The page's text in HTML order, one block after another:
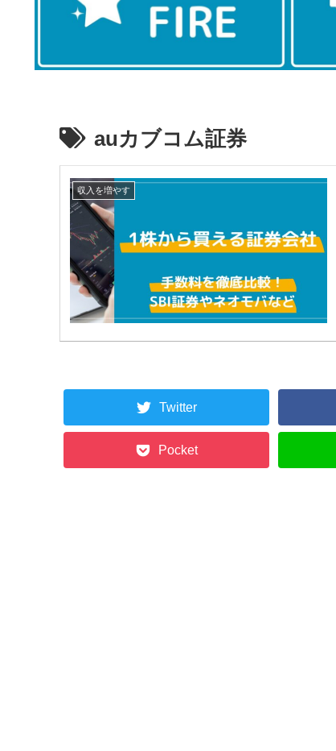
auカブコム証券
収入を増やす
Twitter
Pocket